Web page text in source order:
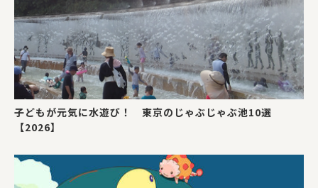
子どもが元気に水遊び！ 東京のじゃぶじゃぶ池10選
【2026】